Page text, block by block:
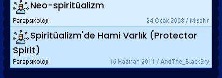
Neo-spiritüalizm
24 Ocak 2008 / Misafir
Parapsikoloji
Spiritüalizm'de Hami Varlık (Protector
Spirit)
16 Haziran 2011 / AndThe_BlackSky
Parapsikoloji